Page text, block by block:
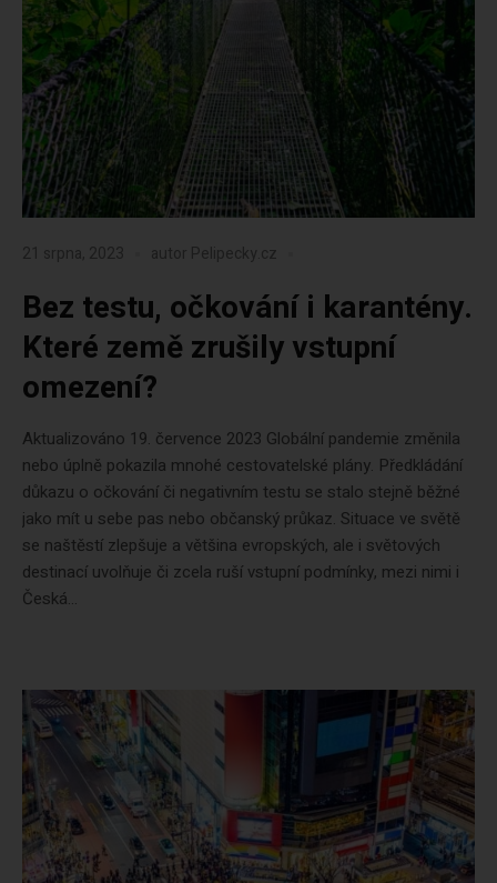
21 srpna, 2023 autor Pelipecky.cz
Bez testu, očkování i karantény.
Které země zrušily vstupní
omezení?
Aktualizováno 19. července 2023 Globální pandemie změnila
nebo úplně pokazila mnohé cestovatelské plány. Předkládání
důkazu o očkování či negativním testu se stalo stejně běžné
jako mít u sebe pas nebo občanský průkaz. Situace ve světě
se naštěstí zlepšuje a většina evropských, ale i světových
destinací uvolňuje či zcela ruší vstupní podmínky, mezi nimi i
Česká...